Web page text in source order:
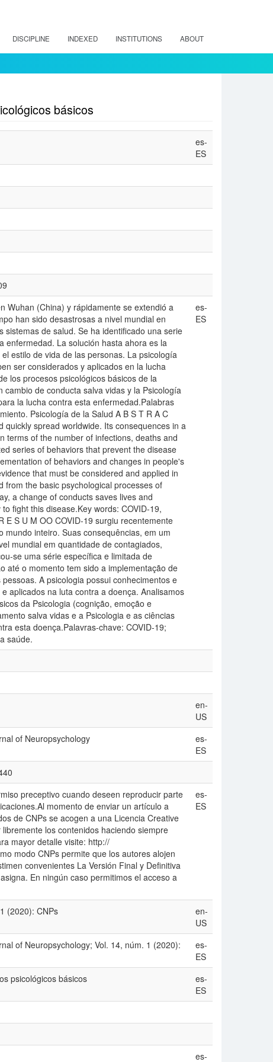
DISCIPLINE INDEXED INSTITUTIONS ABOUT
básicos
es-
ES
Wuhan (China) y rápidamente se extendió a
han sido desastrosas a nivel mundial en
de salud. Se ha identificado una serie
enfermedad. La solución hasta ahora es la
estilo de vida de las personas. La psicología
ser considerados y aplicados en la lucha
los procesos psicológicos básicos de la
de conducta salva vidas y la Psicología
la lucha contra esta enfermedad.Palabras
Psicología de la Salud A B S T R A C
spread worldwide. Its consequences in a
terms of the number of infections, deaths and
series of behaviors that prevent the disease
of behaviors and changes in people's
that must be considered and applied in
the basic psychological processes of
a change of conducts saves lives and
fight this disease.Key words: COVID-19,
E S U M OO COVID-19 surgiu recentemente
inteiro. Suas consequências, em um
mundial em quantidade de contagiados,
se uma série específica e limitada de
até o momento tem sido a implementação de
A psicologia possui conhecimentos e
aplicados na luta contra a doença. Analisamos
da Psicologia (cognição, emoção e
salva vidas e a Psicologia e as ciências
esta doença.Palavras-chave: COVID-19;
saúde.
es-
ES
en-
US
of Neuropsychology
es-
ES
preceptivo cuando deseen reproducir parte
momento de enviar un artículo a
de CNPs se acogen a una Licencia Creative
los contenidos haciendo siempre
mayor detalle visite: http://
modo CNPs permite que los autores alojen
convenientes La Versión Final y Definitiva
En ningún caso permitimos el acceso a
es-
ES
(2020): CNPs
en-
US
of Neuropsychology; Vol. 14, núm. 1 (2020):
es-
ES
psicológicos básicos
es-
ES
es-